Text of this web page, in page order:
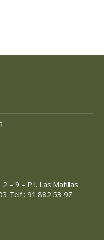
– 9 – P.I. Las Matillas
Telf.: 91 882 53 97